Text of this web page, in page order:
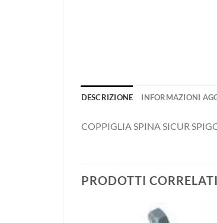
DESCRIZIONE INFORMAZIONI
COPPIGLIA SPINA SICUR
PRODOTTI CORRELATI